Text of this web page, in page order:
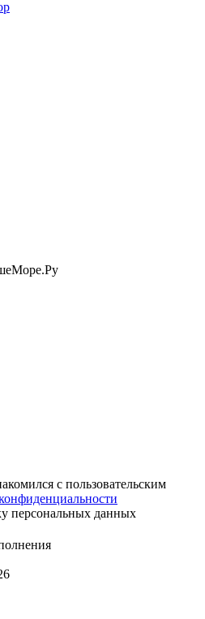
с пользовательским
персональных данных